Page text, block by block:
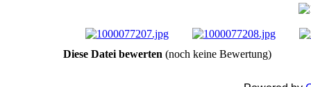
Diese Datei bewerten (noch keine Bewertung)